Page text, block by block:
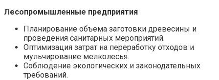
Лесопромышленные предприятия
Планирование объема заготовки древесины и
проведения санитарных мероприятий.
Оптимизация затрат на переработку отходов и
мульчирование мелколесья.
Соблюдение экологических и законодательных
требований.